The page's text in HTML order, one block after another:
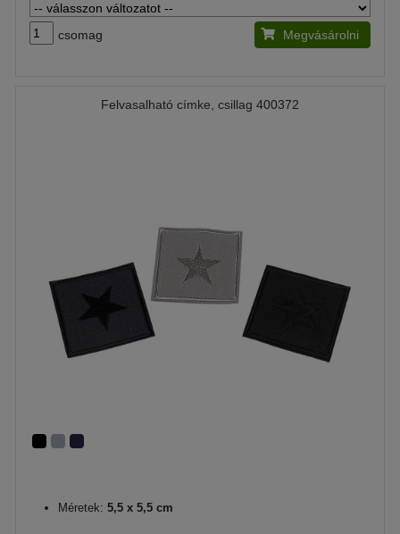
csomag Megvásárolni
Felvasalható címke, csillag 400372
Méretek: 5,5 x 5,5 cm